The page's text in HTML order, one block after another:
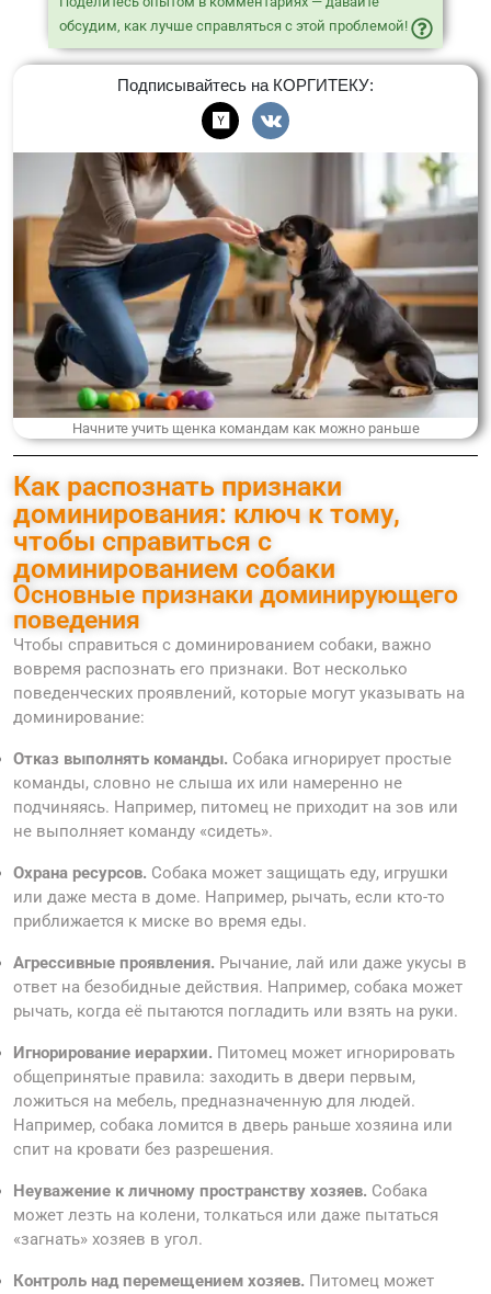
обсудим, как лучше справляться с этой проблемой!
Подписывайтесь на КОРГИТЕКУ:
Начните учить щенка командам как можно раньше
Как распознать признаки
доминирования: ключ к тому,
чтобы справиться с
доминированием собаки
Основные признаки доминирующего
поведения
Чтобы справиться с доминированием собаки, важно
вовремя распознать его признаки. Вот несколько
поведенческих проявлений, которые могут указывать на
доминирование:
Отказ выполнять команды. Собака игнорирует простые
команды, словно не слыша их или намеренно не
подчиняясь. Например, питомец не приходит на зов или
не выполняет команду «сидеть».
Охрана ресурсов. Собака может защищать еду, игрушки
или даже места в доме. Например, рычать, если кто-то
приближается к миске во время еды.
Агрессивные проявления. Рычание, лай или даже укусы в
ответ на безобидные действия. Например, собака может
рычать, когда её пытаются погладить или взять на руки.
Игнорирование иерархии. Питомец может игнорировать
общепринятые правила: заходить в двери первым,
ложиться на мебель, предназначенную для людей.
Например, собака ломится в дверь раньше хозяина или
спит на кровати без разрешения.
Неуважение к личному пространству хозяев. Собака
может лезть на колени, толкаться или даже пытаться
«загнать» хозяев в угол.
Контроль над перемещением хозяев. Питомец может